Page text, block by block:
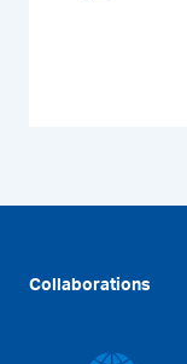
Collaborations